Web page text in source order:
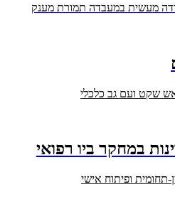
מעשית במעבדה תמורת מענק
שקט ועם גב כלכלי
ופיתוח אישי